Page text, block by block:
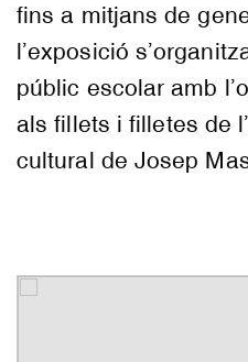
fins a mitjans de
l’exposició
públic escolar amb
als fillets i filletes de
cultural de Josep